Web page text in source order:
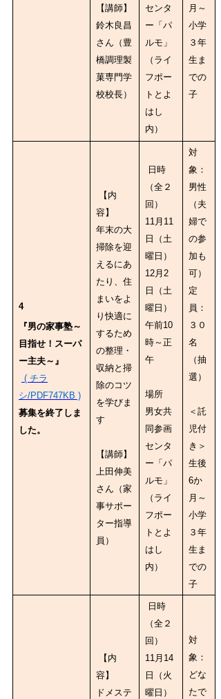
【講師】
鈴木良昌
さん（豊
橋調理製
菓専門学
校校長）
センタ
ー「パ
ルモ」
（ライ
フポー
トとよ
はし
内）
月～
小学
３年
生ま
での
子
4
『男の家事塾～
目指せ！スーパ
ー主夫～』
( チラ
シ/PDF747KB )
募集を終了しま
した。
【内
容】
年末の大
掃除を迎
えるにあ
たり、住
まいをよ
り快適に
するため
の整理・
収納と掃
除のコツ
を学びま
す
【講師】
上田伸美
さん（家
事サポー
ター指導
員）
日時
（全２
回）
11月11
日（土
曜日）
12月2
日（土
曜日）
午前10
時～正
午
場所
男女共
同参画
センタ
ー「パ
ルモ」
（ライ
フポー
トとよ
はし
内）
対
象：
男性
（夫
婦で
の参
加も
可）
定
員：
３０
名
（抽
選）
＜託
児付
き＞
生後
6か
月～
小学
３年
生ま
での
子
【内
容】
ドメステ
日時
（全２
回）
11月14
日（火
曜日）
対
象：
どな
たで